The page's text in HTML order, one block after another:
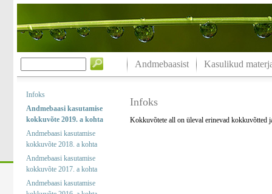
Andmebaasist Kasulikud
Infoks
Andmebaasi kasutamise
kokkuvõte 2019. a kohta
Andmebaasi kasutamise
kokkuvõte 2018. a kohta
Andmebaasi kasutamise
kokkuvõte 2017. a kohta
Andmebaasi kasutamise
Infoks
Kokkuvõtete all on üleval erinevad kokkuvõtted